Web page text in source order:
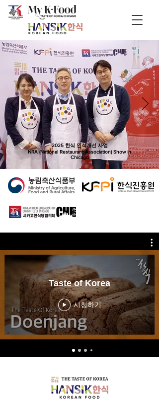
2025 한식 인식개선 사업
NRA (National Restaurant Association) Show in
Chicago
Taste of Korea
시청하기